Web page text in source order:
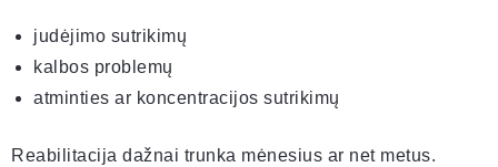
judėjimo sutrikimų
kalbos problemų
atminties ar koncentracijos sutrikimų
Reabilitacija dažnai trunka mėnesius ar net metus.